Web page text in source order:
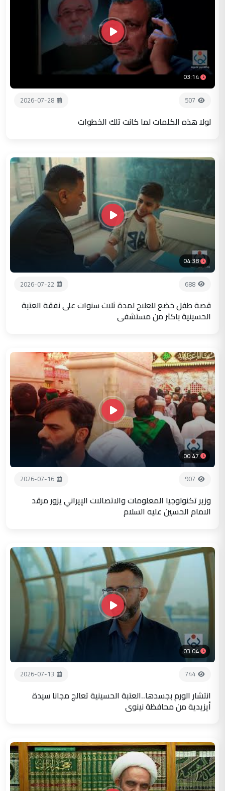
03:14
507
2026-07-28
لولا هذه الكلمات لما كانت تلك الخطوات
04:38
688
2026-07-22
قصة طفل خضع للعلاج لمدة ثلاث سنوات على نفقة العتبة
الحسينية باكثر من مستشفى
00:47
907
2026-07-16
وزير تكنولوجيا المعلومات والاتصالات الإيراني يزور مرقد
الامام الحسين عليه السلام
03:04
744
2026-07-13
انتشار الورم بجسدها..العتبة الحسينية تعالج مجانا سيدة
أيزيدية من محافظة نينوى